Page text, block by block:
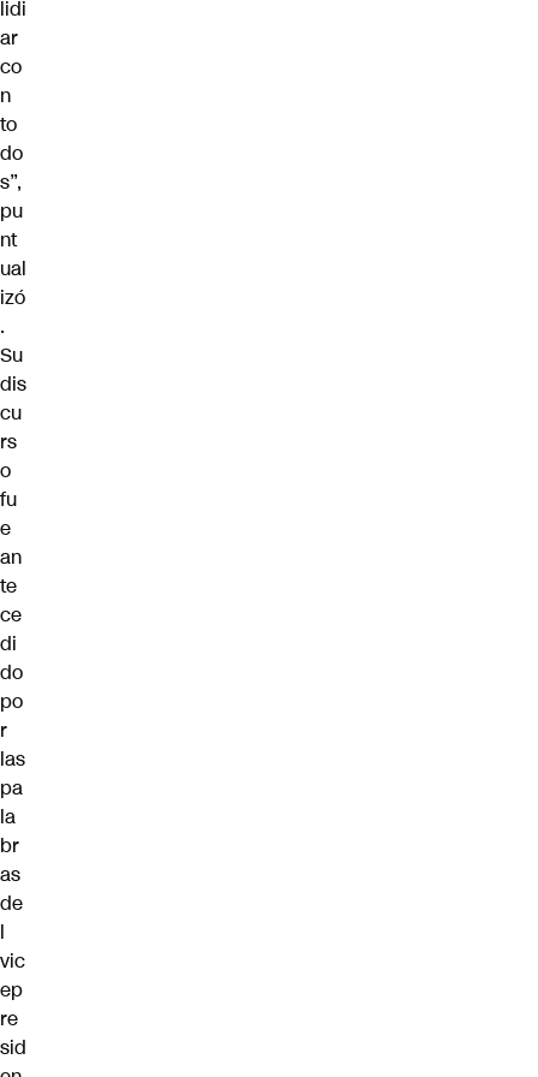
lidi
ar
co
n
to
do
s”,
pu
nt
ual
izó
.
Su
dis
cu
rs
o
fu
e
an
te
ce
di
do
po
r
las
pa
la
br
as
de
l
vic
ep
re
sid